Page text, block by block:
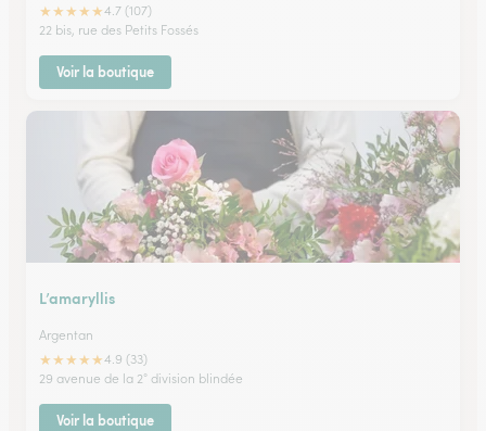
★★★★★4.7 (107)
22 bis, rue des Petits Fossés
Voir la boutique
L’amaryllis
Argentan
★★★★★4.9 (33)
29 avenue de la 2° division blindée
Voir la boutique